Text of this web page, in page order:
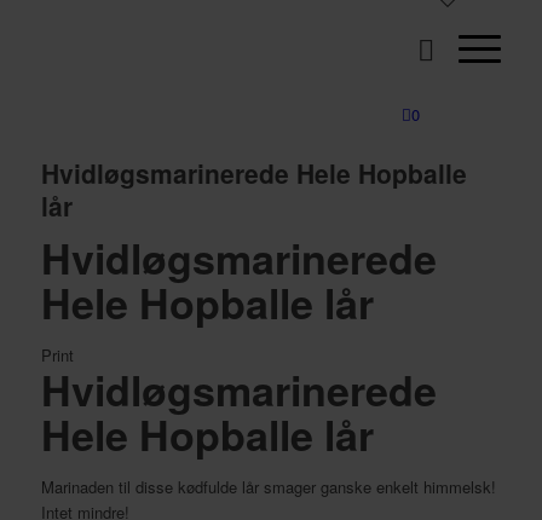
0
Hvidløgsmarinerede Hele Hopballe
lår
Hvidløgsmarinerede
Hele Hopballe lår
Print
Hvidløgsmarinerede
Hele Hopballe lår
Marinaden til disse kødfulde lår smager ganske enkelt himmelsk!
Intet mindre!